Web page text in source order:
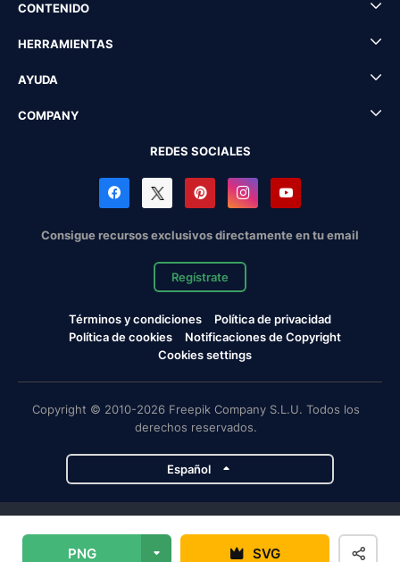
PNG SVG
CONTENIDO
HERRAMIENTAS
AYUDA
COMPANY
REDES SOCIALES
Consigue recursos exclusivos directamente en tu email
Regístrate
Términos y condiciones
Política de privacidad
Política de cookies
Notificaciones de Copyright
Cookies settings
Copyright © 2010-2026 Freepik Company S.L.U. Todos los
derechos reservados.
Español